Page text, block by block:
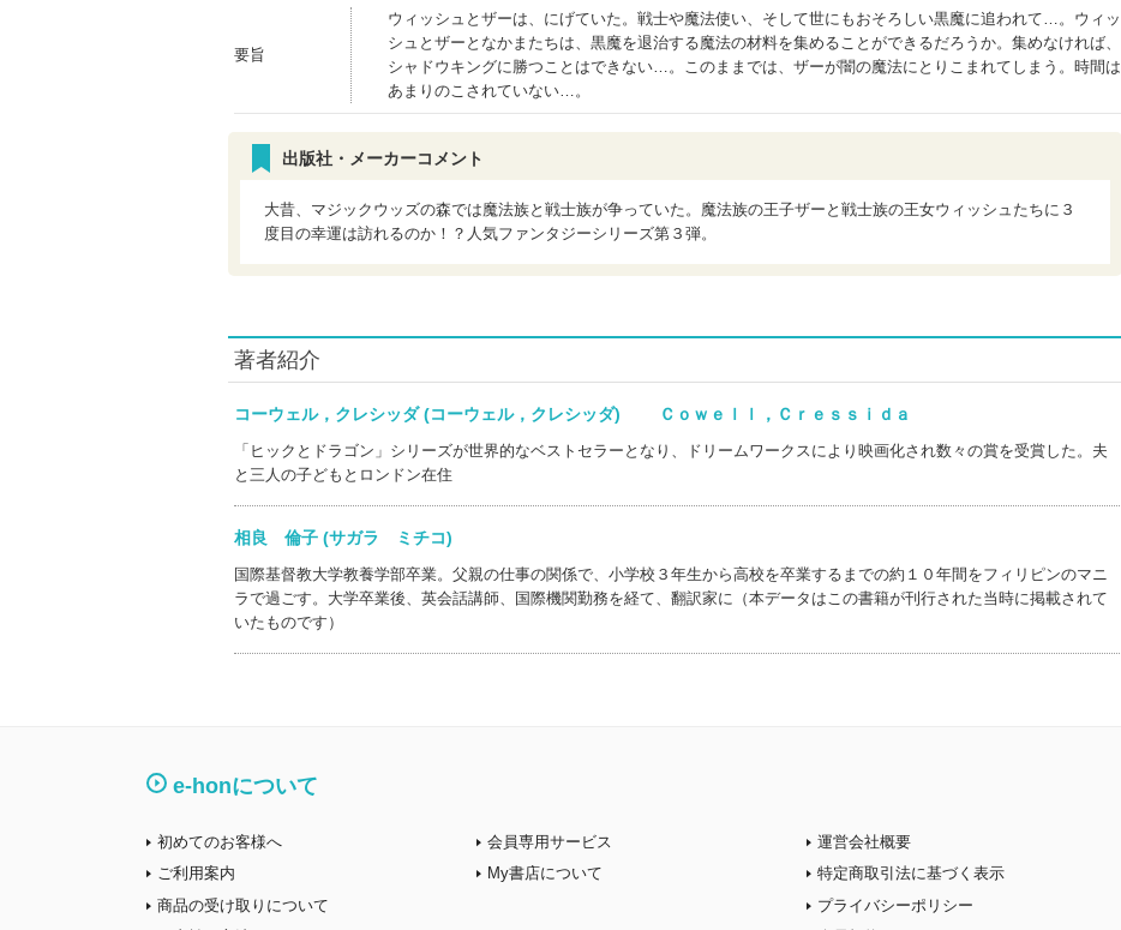
要旨
ウィッシュとザーは、にげていた。戦士や魔法使い、そして世にもおそろしい黒魔に追われて…。ウィッ
シュとザーとなかまたちは、黒魔を退治する魔法の材料を集めることができるだろうか。集めなければ、
シャドウキングに勝つことはできない…。このままでは、ザーが闇の魔法にとりこまれてしまう。時間は
あまりのこされていない…。
出版社・メーカーコメント
大昔、マジックウッズの森では魔法族と戦士族が争っていた。魔法族の王子ザーと戦士族の王女ウィッシュたちに３
度目の幸運は訪れるのか！？人気ファンタジーシリーズ第３弾。
著者紹介
コーウェル，クレシッダ (コーウェル，クレシッダ) Ｃｏｗｅｌｌ，Ｃｒｅｓｓｉｄａ
「ヒックとドラゴン」シリーズが世界的なベストセラーとなり、ドリームワークスにより映画化され数々の賞を受賞した。夫
と三人の子どもとロンドン在住
相良 倫子 (サガラ ミチコ)
国際基督教大学教養学部卒業。父親の仕事の関係で、小学校３年生から高校を卒業するまでの約１０年間をフィリピンのマニ
ラで過ごす。大学卒業後、英会話講師、国際機関勤務を経て、翻訳家に（本データはこの書籍が刊行された当時に掲載されて
いたものです）
e-honについて
初めてのお客様へ
ご利用案内
商品の受け取りについて
会員専用サービス
My書店について
運営会社概要
特定商取引法に基づく表示
プライバシーポリシー